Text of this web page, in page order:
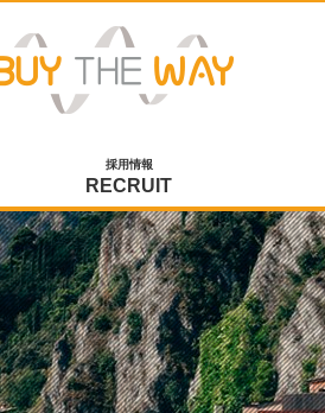
採用情報
RECRUIT